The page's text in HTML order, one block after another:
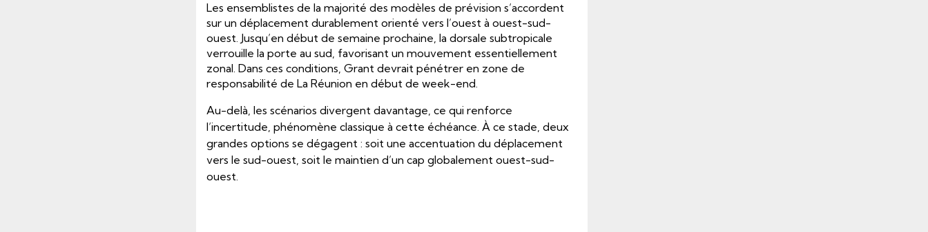
Les ensemblistes de la majorité des modèles de prévision s’accordent
sur un déplacement durablement orienté vers l’ouest à ouest-sud-
ouest. Jusqu’en début de semaine prochaine, la dorsale subtropicale
verrouille la porte au sud, favorisant un mouvement essentiellement
zonal. Dans ces conditions, Grant devrait pénétrer en zone de
responsabilité de La Réunion en début de week-end.
Au-delà, les scénarios divergent davantage, ce qui renforce
l’incertitude, phénomène classique à cette échéance. À ce stade, deux
grandes options se dégagent : soit une accentuation du déplacement
vers le sud-ouest, soit le maintien d’un cap globalement ouest-sud-
ouest.